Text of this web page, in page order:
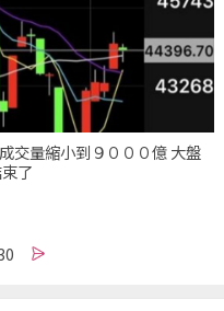
交量縮小到９０００億 大盤
了